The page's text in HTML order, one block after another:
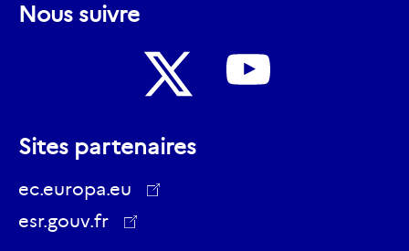
Nous suivre
suivre
sur
Sites partenaires
ec.europa.eu
esr.gouv.fr
ec.europa.eu